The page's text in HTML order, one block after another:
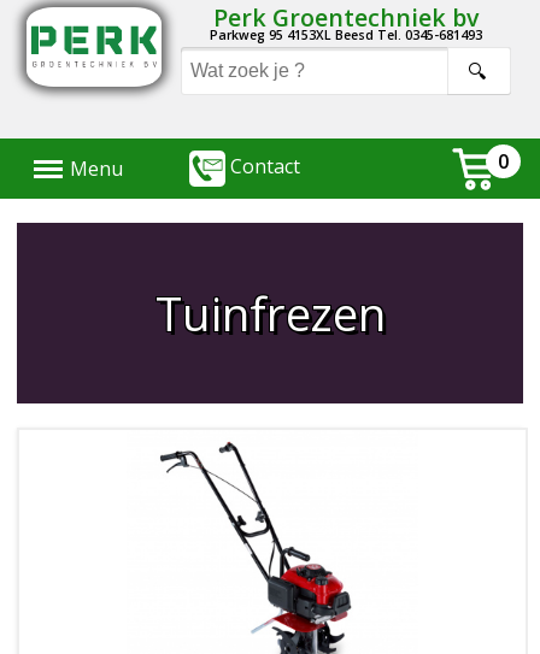
Perk Groentechniek bv
Parkweg 95 4153XL Beesd Tel. 0345-681493
MenuMenu Contact 0
Tuinfrezen